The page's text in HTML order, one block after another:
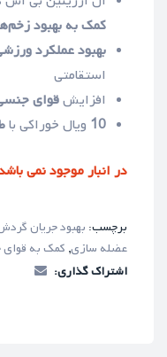
کمک به بهبود
بهبود عملکرد
استقامتی
افزایشقوای
10 ویال خوراکی با
در انبار موجود نمی
برچسب: بهبود جریان
عضله سازی, کمک به
اشتراک گذاری: